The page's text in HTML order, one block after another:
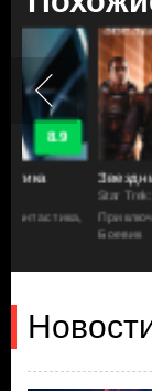
Звездный путь:
Star Trek: Enterprise
Приключенческий,